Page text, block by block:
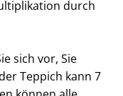
durch
sich vor, Sie
Teppich kann 7